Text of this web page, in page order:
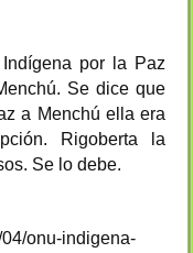
por la Paz
Se dice que
a Menchú ella era
Rigoberta la
Se lo debe.
onu-indigena-